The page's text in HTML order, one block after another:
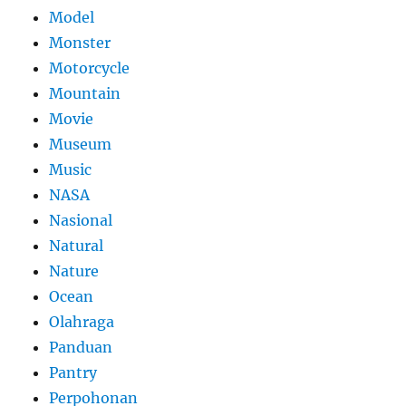
Model
Monster
Motorcycle
Mountain
Movie
Museum
Music
NASA
Nasional
Natural
Nature
Ocean
Olahraga
Panduan
Pantry
Perpohonan